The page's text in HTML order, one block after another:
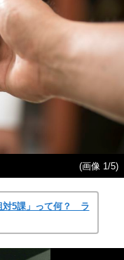
(画像 1/5)
対5課」って何？ ラ